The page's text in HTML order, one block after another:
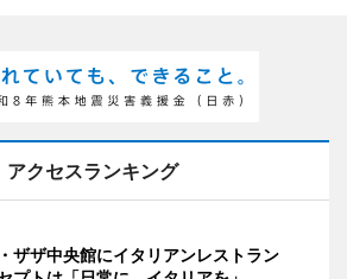
アクセスランキング
ザザ中央館にイタリアンレストラン